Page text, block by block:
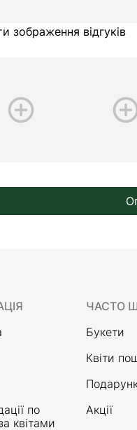
зображення відгуків
по
квітами
ЧАСТО
Букети
Квіти
Акції